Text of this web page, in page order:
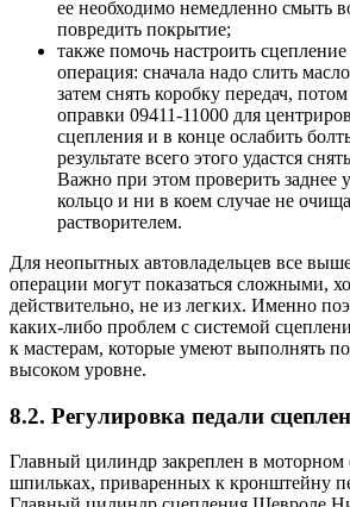
ее необходимо немедленно смыть
повредить покрытие;
также помочь настроить
операция: сначала надо слить
затем снять коробку передач,
оправки 09411-11000 для
сцепления и в конце ослабить
результате всего этого удастся
Важно при этом проверить заднее
кольцо и ни в коем случае не
растворителем.
Для неопытных автовладельцев все
операции могут показаться сложными,
действительно, не из легких. Именно
каких-либо проблем с системой
к мастерам, которые умеют выполнять
высоком уровне.
8.2. Регулировка педали
Главный цилиндр закреплен в моторном
шпильках, приваренных к кронштейну